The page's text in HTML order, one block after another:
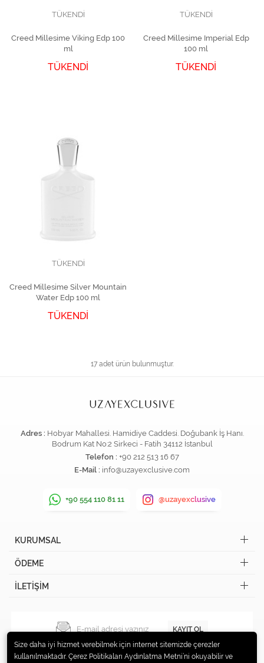
TÜKENDİ
Creed Millesime Viking Edp 100
ml
TÜKENDİ
TÜKENDİ
Creed Millesime Imperial Edp
100 ml
TÜKENDİ
TÜKENDİ
Creed Millesime Silver Mountain
Water Edp 100 ml
TÜKENDİ
17 adet ürün bulunmuştur.
Adres : Hobyar Mahallesi. Hamidiye Caddesi. Doğubank İş Hanı.
Bodrum Kat No:2 Sirkeci - Fatih 34112 İstanbul
Telefon : +90 212 513 16 67
E-Mail : info@uzayexclusive.com
+90 554 110 81 11 @uzayexclusive
KURUMSAL
ÖDEME
İLETİŞİM
KAYIT OL
Size daha iyi hizmet verebilmek için internet sitemizde çerezler
kullanılmaktadır. Çerez Politikaları Aydınlatma Metni’ni okuyabilir ve